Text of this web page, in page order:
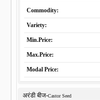
Commodity:
Variety:
Min.Price:
Max.Price:
Modal Price:
अरंडी बीज-Castor Seed